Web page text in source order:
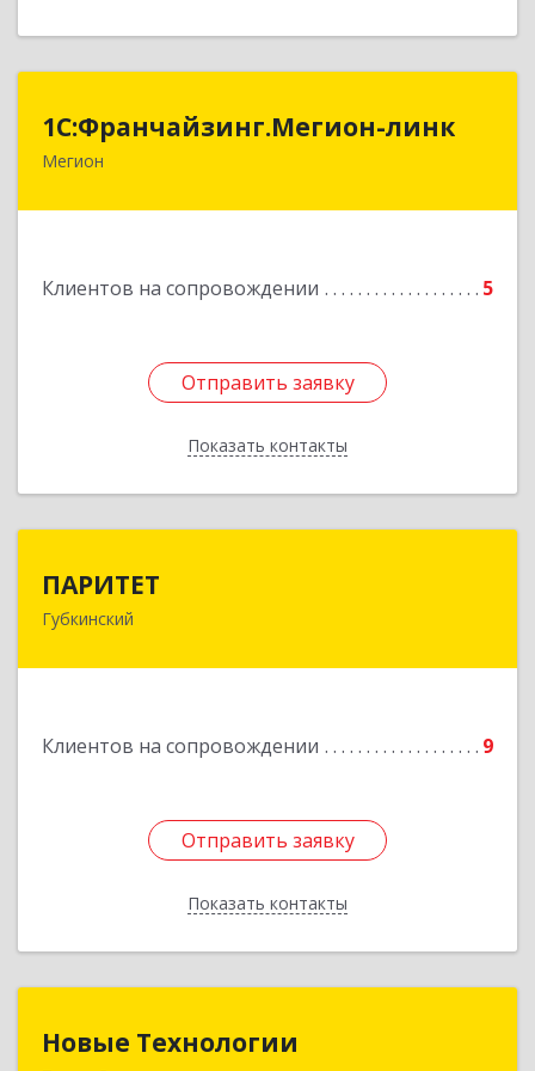
1С:Франчайзинг.Мегион-линк
Мегион
Клиентов на сопровождении 5
Отправить заявку
Показать контакты
1С:Франчайзинг.Мегион-линк
Отправить заявку
Назад
ПАРИТЕТ
Губкинский
Клиентов на сопровождении 9
Отправить заявку
Показать контакты
629830, Ямало-Ненецкий АО, Губкинский г, 9-й
Отправить заявку
Назад
Новые Технологии